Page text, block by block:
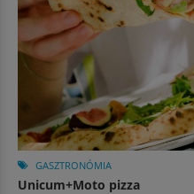
GASZTRONÓMIA
Unicum+Moto pizza